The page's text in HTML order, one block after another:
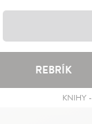
REBRÍK
KNIHY-